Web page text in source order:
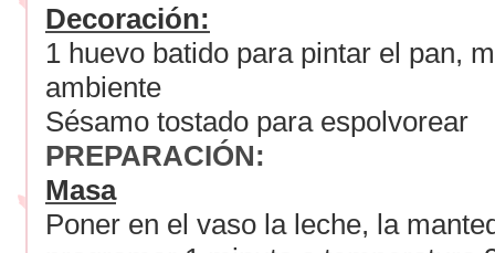
Decoración:
1 huevo batido para pintar el pan,
ambiente
Sésamo tostado para espolvorear
PREPARACIÓN:
Masa
Poner en el vaso la leche, la